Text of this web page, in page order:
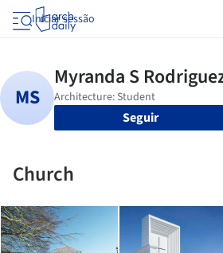
Iniciar sessão
Seguir
Church